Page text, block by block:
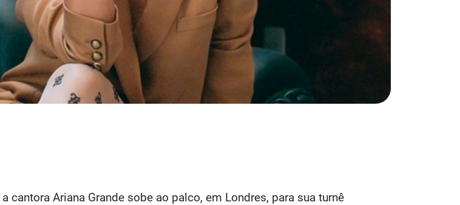
cantora Ariana Grande sobe ao palco, em Londres, para sua turnê